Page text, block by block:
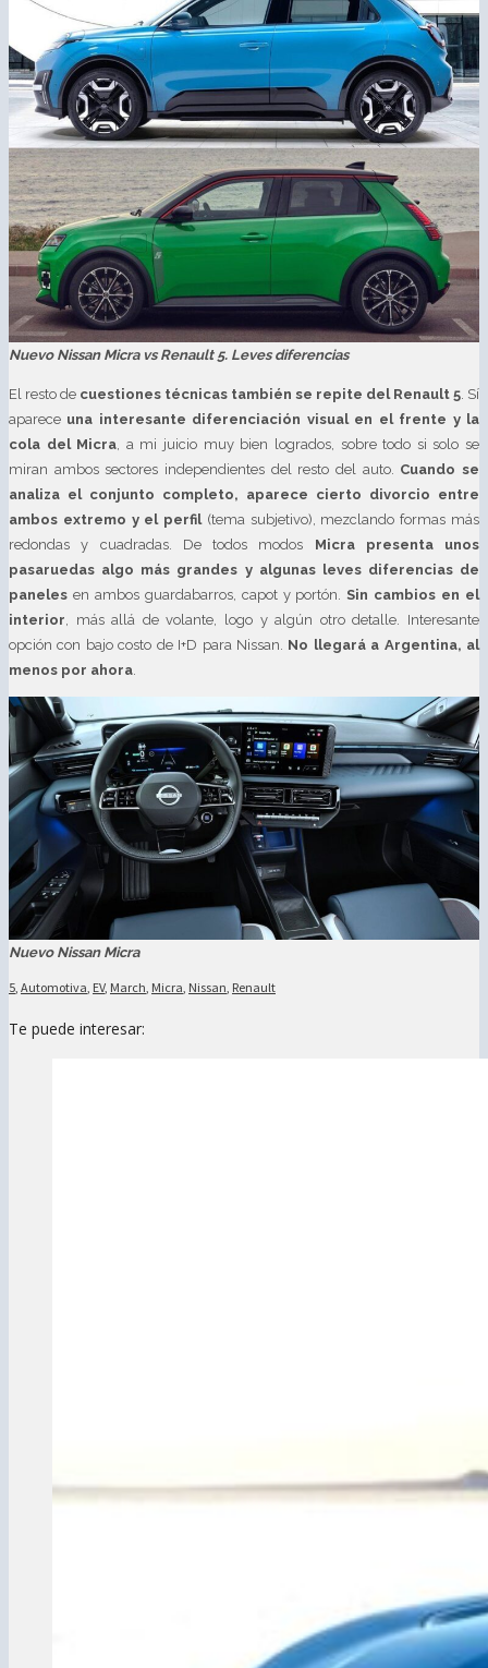
Nuevo Nissan Micra vs Renault 5. Leves diferencias
El resto de cuestiones técnicas también se repite del Renault 5 . Sí
aparece una interesante diferenciación visual en el frente y la
cola del Micra , a mi juicio muy bien logrados, sobre todo si solo se
miran ambos sectores independientes del resto del auto. Cuando se
analiza el conjunto completo, aparece cierto divorcio entre
ambos extremo y el perfil (tema subjetivo), mezclando formas más
redondas y cuadradas. De todos modos Micra presenta unos
pasaruedas algo más grandes y algunas leves diferencias de
paneles en ambos guardabarros, capot y portón.Sin cambios en el
interior , más allá de volante, logo y algún otro detalle. Interesante
opción con bajo costo de I+D para Nissan. No llegará a Argentina, al
menos por ahora
Nuevo Nissan Micra
5 Automotiva EV, March Micra Nissan Renault
Te puede interesar: